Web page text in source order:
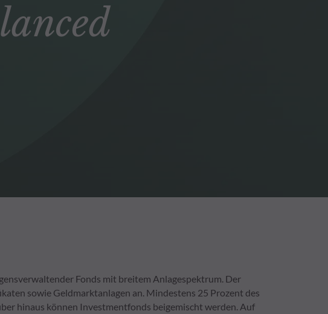
Wie kann ich Fonds zeichnen?
Fonds mit breitem Anlagespektrum. Der
sowie Geldmarktanlagen an. Mindestens 25 Prozent des
hinaus können Investmentfonds beigemischt werden. Auf